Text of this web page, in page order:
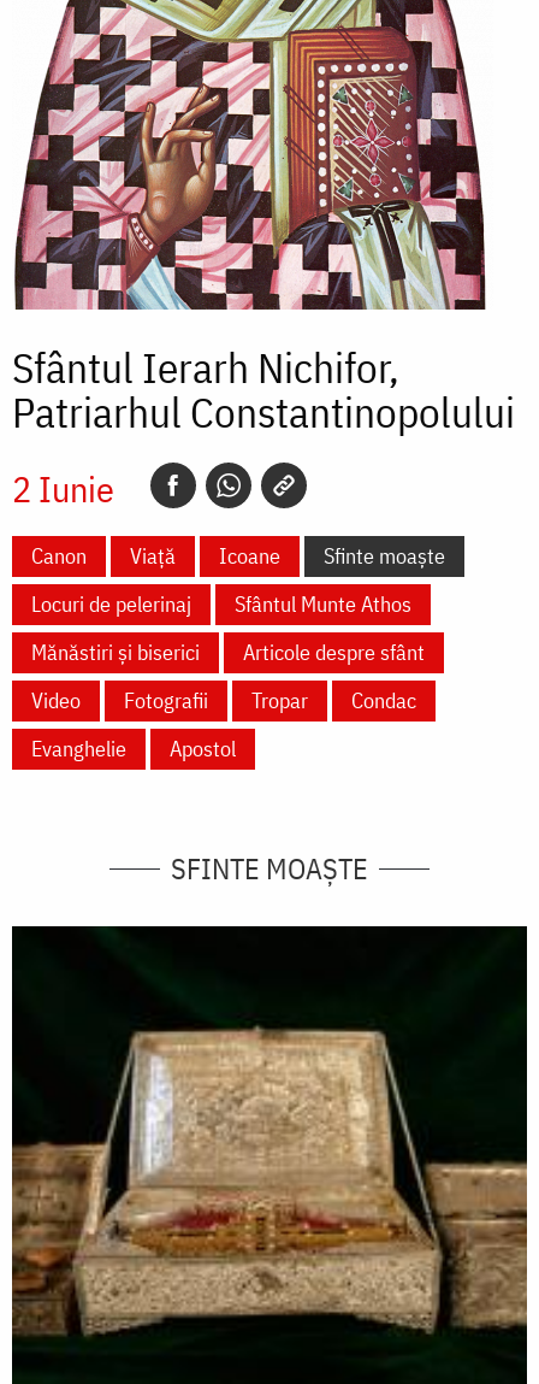
Sfântul Ierarh Nichifor,
Patriarhul Constantinopolului
2 Iunie
Canon Viață Icoane
Sfinte moaște
Locuri de pelerinaj
Sfântul Munte Athos
Mănăstiri și biserici
Articole despre sfânt
Video
Fotografii Tropar
Condac
Evanghelie
Apostol
SFINTE MOAȘTE